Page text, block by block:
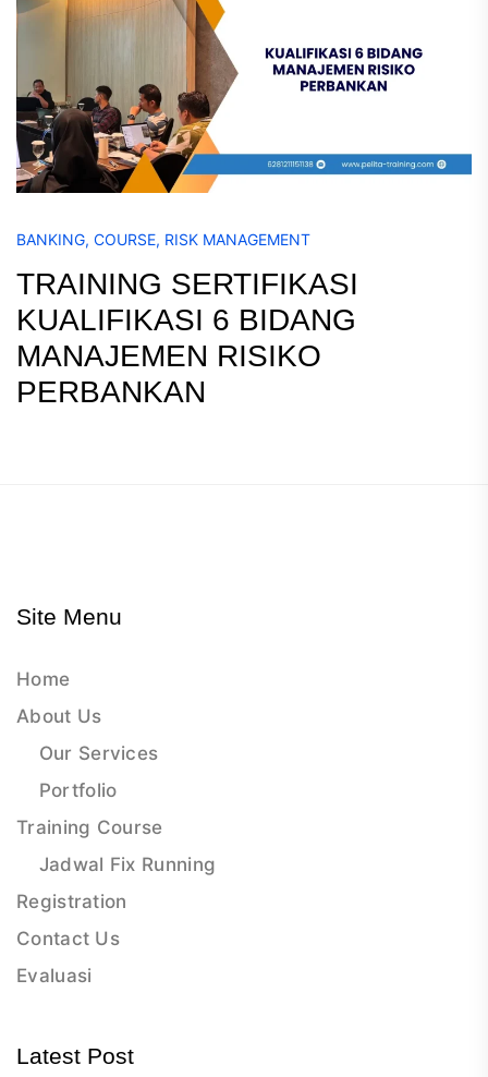
BANKING, COURSE, RISK MANAGEMENT
TRAINING SERTIFIKASI
KUALIFIKASI 6 BIDANG
MANAJEMEN RISIKO
PERBANKAN
Site Menu
Home
About Us
Our Services
Portfolio
Training Course
Jadwal Fix Running
Registration
Contact Us
Evaluasi
Latest Post